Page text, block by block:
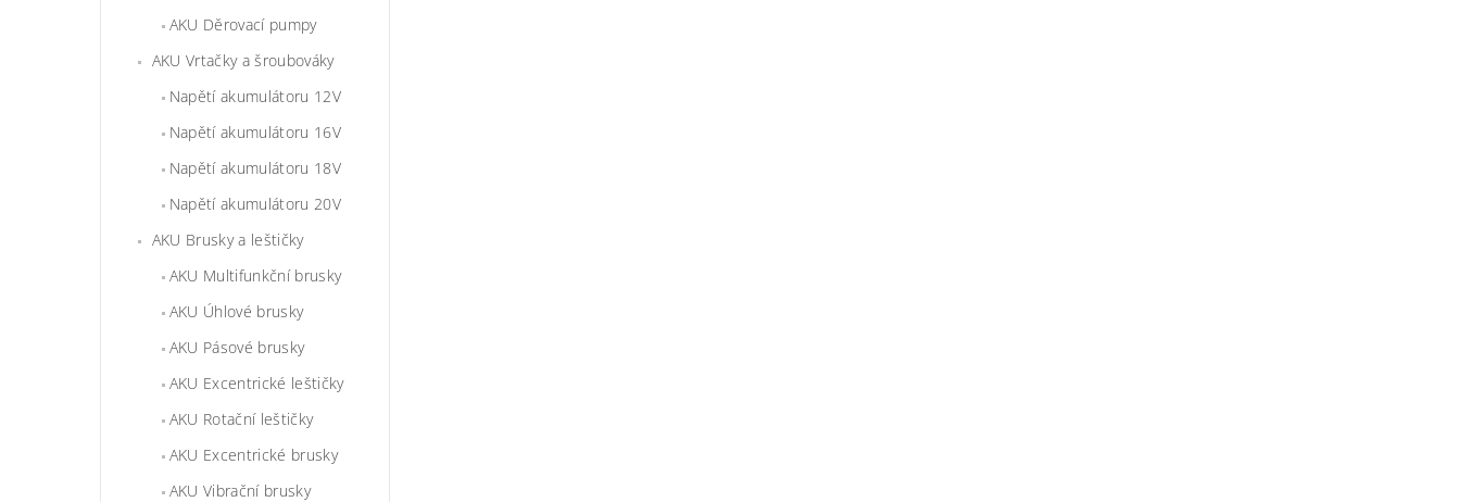
AKU Děrovací pumpy
AKU Vrtačky a šroubováky
Napětí akumulátoru 12V
Napětí akumulátoru 16V
Napětí akumulátoru 18V
Napětí akumulátoru 20V
AKU Brusky a leštičky
AKU Multifunkční brusky
AKU Úhlové brusky
AKU Pásové brusky
AKU Excentrické leštičky
AKU Rotační leštičky
AKU Excentrické brusky
AKU Vibrační brusky